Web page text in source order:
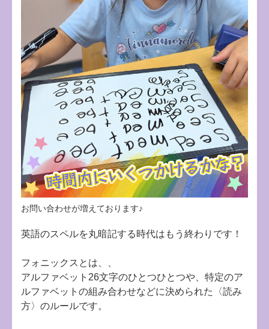
お問い合わせが増えております♪
英語のスペルを丸暗記する時代はもう終わりです！
フォニックスとは、、
アルファベット26文字のひとつひとつや、特定のア
ルファベットの組み合わせなどに決められた〈読み
方〉のルールです。